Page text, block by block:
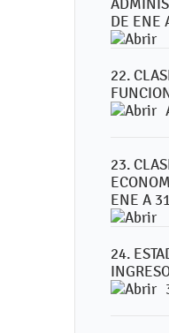
DE ENE
22.
23.
ENE A
24.